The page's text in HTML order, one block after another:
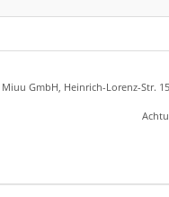
Miuu GmbH, Heinrich-Lorenz-Str.